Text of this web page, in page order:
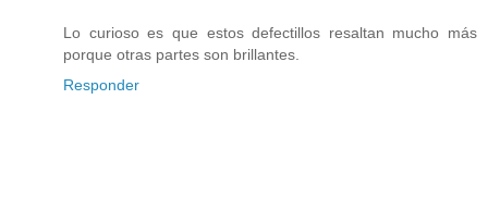
Lo curioso es que estos defectillos resaltan mucho más
porque otras partes son brillantes.
Responder